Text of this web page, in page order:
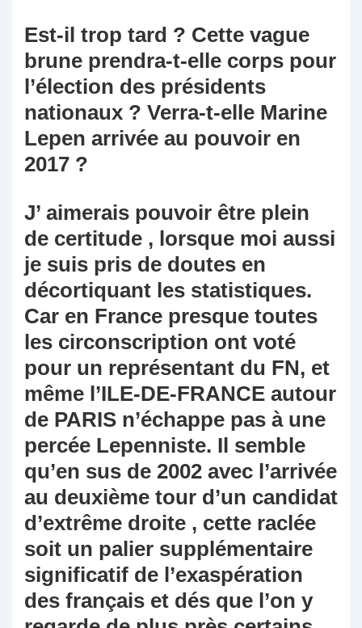
Est-il trop tard ? Cette vague
brune prendra-t-elle corps pour
l’élection des présidents
nationaux ? Verra-t-elle Marine
Lepen arrivée au pouvoir en
2017 ?
J’ aimerais pouvoir être plein
de certitude , lorsque moi aussi
je suis pris de doutes en
décortiquant les statistiques.
Car en France presque toutes
les circonscription ont voté
pour un représentant du FN, et
même l’ILE-DE-FRANCE autour
de PARIS n’échappe pas à une
percée Lepenniste. Il semble
qu’en sus de 2002 avec l’arrivée
au deuxième tour d’un candidat
d’extrême droite , cette raclée
soit un palier supplémentaire
significatif de l’exaspération
des français et dés que l’on y